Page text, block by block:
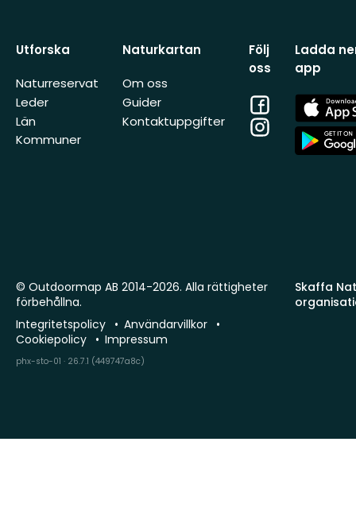
Utforska
Naturreservat
Leder
Län
Kommuner
Naturkartan
Om oss
Guider
Kontaktuppgifter
Följ
oss
Facebook
Instagram
Ladda
app
App
Store
App
Store
Skaffa
© Outdoormap AB 2014-2026. Alla rättigheter
förbehållna.
Integritetspolicy
Användarvillkor
Cookiepolicy
Impressum
phx-sto-01 · 26.7.1 (449747a8c)